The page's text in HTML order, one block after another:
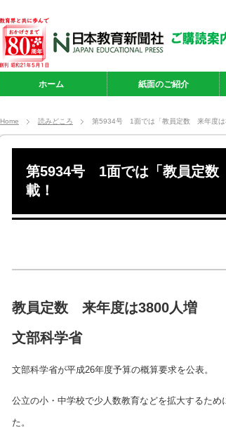
ホーム 紙面のご紹介
Home 読みどころ 第5934号 1面では「教員定数 来年度は
第5934号 1面では「教員定
載！
教員定数 来年度は3800人増
文部科学省
文部科学省が平成26年度予算の概算要求を公表。
公立の小・中学校で少人数教育などを拡大するた
た。